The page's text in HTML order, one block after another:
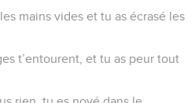
mains vides et tu as écrasé les
t’entourent, et tu as peur tout